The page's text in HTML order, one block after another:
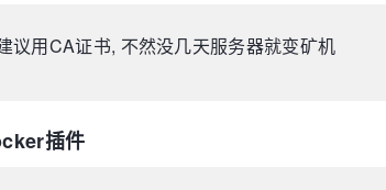
议用CA证书, 不然没几天服务器就变矿机
插件